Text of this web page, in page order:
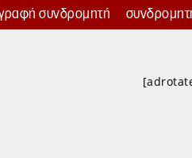
συνδρομητή